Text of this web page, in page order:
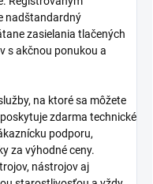
nadštandardný
zasielania tlačených
s akčnou ponukou a
na ktoré sa môžete
zdarma technické
podporu,
za výhodné ceny.
nástrojov aj